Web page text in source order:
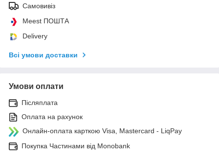
Самовивіз
Meest ПОШТА
Delivery
Всі умови доставки
Умови оплати
Післяплата
Оплата на рахунок
Онлайн-оплата карткою Visa, Mastercard - LiqPay
Покупка Частинами від Monobank